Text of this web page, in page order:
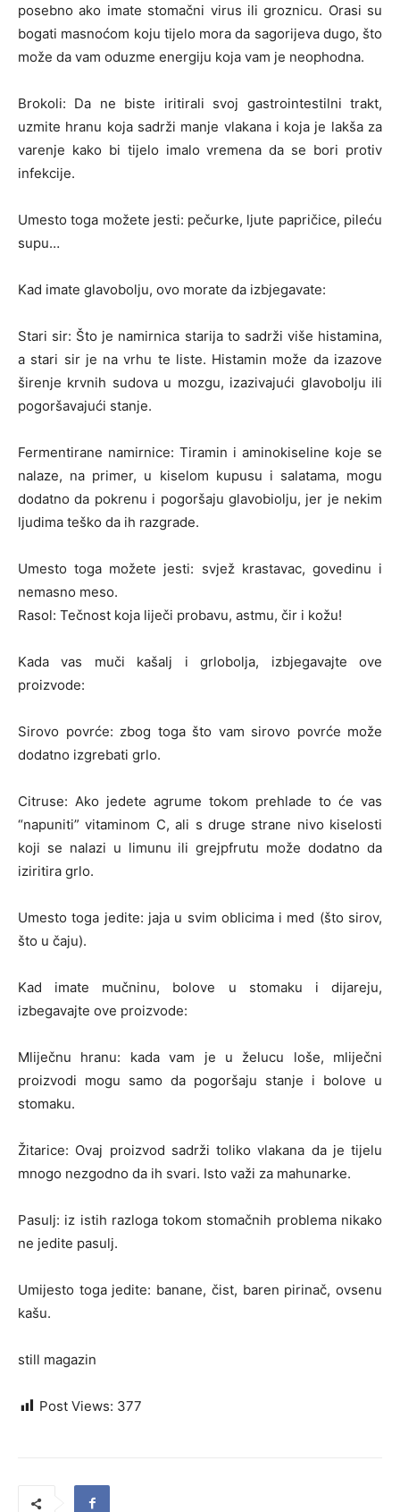
posebno ako imate stomačni virus ili groznicu. Orasi su
bogati masnoćom koju tijelo mora da sagorijeva dugo, što
može da vam oduzme energiju koja vam je neophodna.
Brokoli: Da ne biste iritirali svoj gastrointestilni trakt,
uzmite hranu koja sadrži manje vlakana i koja je lakša za
varenje kako bi tijelo imalo vremena da se bori protiv
infekcije.
Umesto toga možete jesti: pečurke, ljute papričice, pileću
supu…
Kad imate glavobolju, ovo morate da izbjegavate:
Stari sir: Što je namirnica starija to sadrži više histamina,
a stari sir je na vrhu te liste. Histamin može da izazove
širenje krvnih sudova u mozgu, izazivajući glavobolju ili
pogoršavajući stanje.
Fermentirane namirnice: Tiramin i aminokiseline koje se
nalaze, na primer, u kiselom kupusu i salatama, mogu
dodatno da pokrenu i pogoršaju glavobiolju, jer je nekim
ljudima teško da ih razgrade.
Umesto toga možete jesti: svjež krastavac, govedinu i
nemasno meso.
Rasol: Tečnost koja liječi probavu, astmu, čir i kožu!
Kada vas muči kašalj i grlobolja, izbjegavajte ove
proizvode:
Sirovo povrće: zbog toga što vam sirovo povrće može
dodatno izgrebati grlo.
Citruse: Ako jedete agrume tokom prehlade to će vas
“napuniti” vitaminom C, ali s druge strane nivo kiselosti
koji se nalazi u limunu ili grejpfrutu može dodatno da
iziritira grlo.
Umesto toga jedite: jaja u svim oblicima i med (što sirov,
što u čaju).
Kad imate mučninu, bolove u stomaku i dijareju,
izbegavajte ove proizvode:
Mliječnu hranu: kada vam je u želucu loše, mliječni
proizvodi mogu samo da pogoršaju stanje i bolove u
stomaku.
Žitarice: Ovaj proizvod sadrži toliko vlakana da je tijelu
mnogo nezgodno da ih svari. Isto važi za mahunarke.
Pasulj: iz istih razloga tokom stomačnih problema nikako
ne jedite pasulj.
Umijesto toga jedite: banane, čist, baren pirinač, ovsenu
kašu.
still magazin
Post Views: 377